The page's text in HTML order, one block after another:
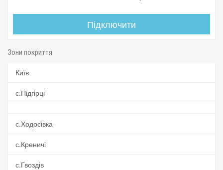
Підключити
Зони покриття
Київ
с.Підгірці
с.Ходосівка
с.Креничі
с.Гвоздів